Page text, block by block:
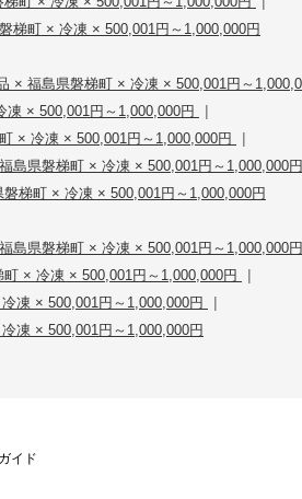
梯町 × 冷凍 × 500,001円～1,000,000円
× 福島県磐梯町 × 冷凍 × 500,001円～
× 500,001円～1,000,000円 |
× 冷凍 × 500,001円～1,000,000円 |
島県磐梯町 × 冷凍 × 500,001円～1,000,000円
梯町 × 冷凍 × 500,001円～1,000,000円
島県磐梯町 × 冷凍 × 500,001円～1,000,000円
× 冷凍 × 500,001円～1,000,000円 |
凍 × 500,001円～1,000,000円 |
凍 × 500,001円～1,000,000円
イド